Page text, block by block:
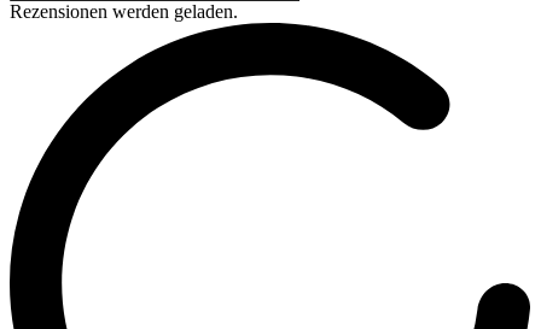
Rezensionen werden geladen.